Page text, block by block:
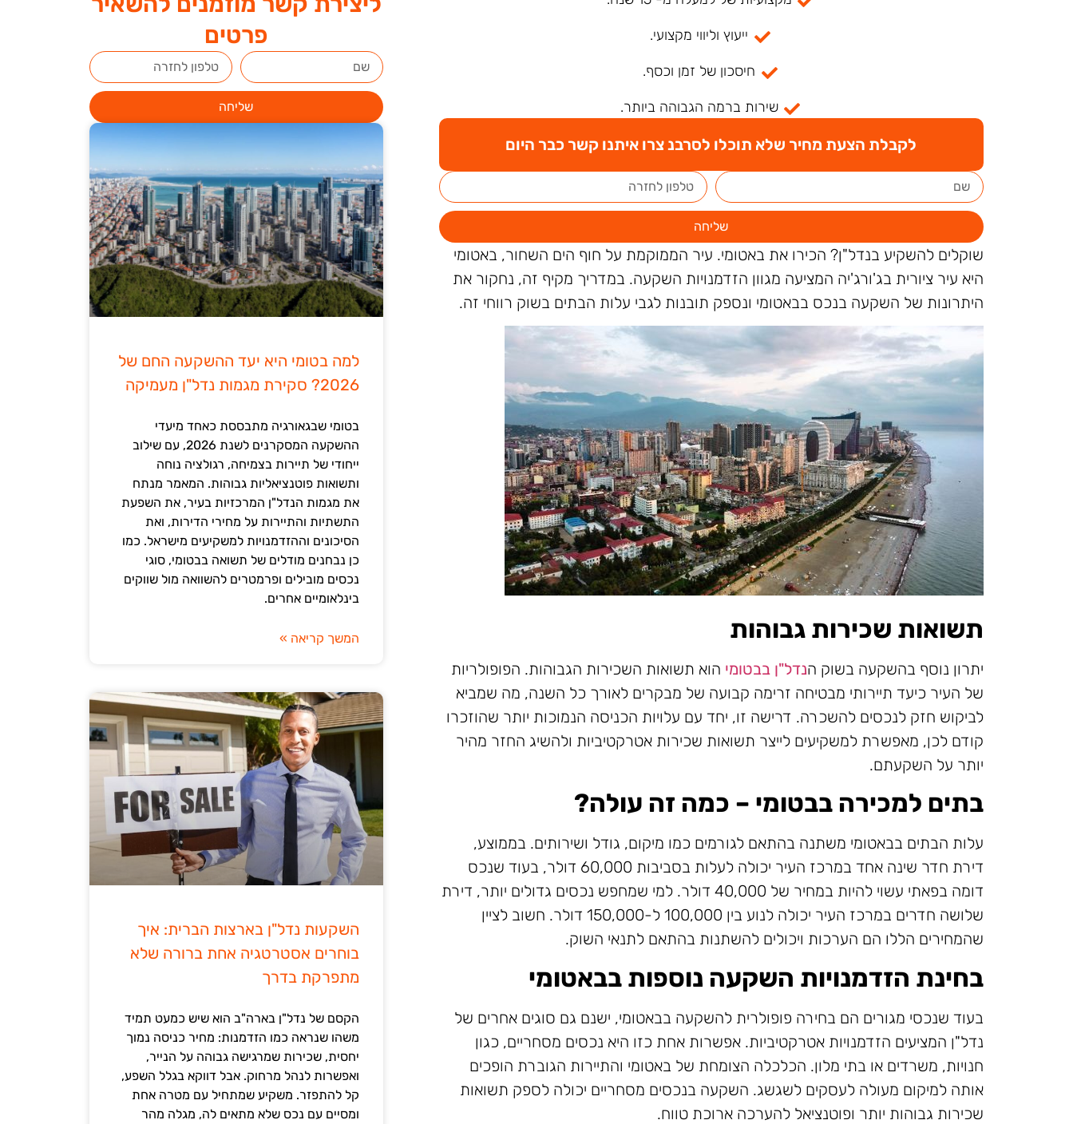
פרטים
שליחה
למה בטומי היא יעד ההשקעה החם של
2026? סקירת מגמות נדל"ן מעמיקה
בטומי שבגאורגיה מתבססת כאחד מיעדי
ההשקעה המסקרנים לשנת 2026, עם שילוב
ייחודי של תיירות בצמיחה, רגולציה נוחה
ותשואות פוטנציאליות גבוהות. המאמר מנתח
את מגמות הנדל"ן המרכזיות בעיר, את השפעת
התשתיות והתיירות על מחירי הדירות, ואת
הסיכונים וההזדמנויות למשקיעים מישראל. כמו
כן נבחנים מודלים של תשואה בבטומי, סוגי
נכסים מובילים ופרמטרים להשוואה מול שווקים
בינלאומיים אחרים.
המשך קריאה »
השקעות נדל"ן בארצות הברית: איך
בוחרים אסטרטגיה אחת ברורה שלא
מתפרקת בדרך
הקסם של נדל"ן בארה"ב הוא שיש כמעט תמיד
משהו שנראה כמו הזדמנות: מחיר כניסה נמוך
יחסית, שכירות שמרגישה גבוהה על הנייר,
ואפשרות לנהל מרחוק. אבל דווקא בגלל השפע,
קל להתפזר. משקיע שמתחיל עם מטרה אחת
ומסיים עם נכס שלא מתאים לה, מגלה מהר
ייעוץ וליווי מקצועי.
חיסכון של זמן וכסף.
שירות ברמה הגבוהה ביותר.
לקבלת הצעת מחיר שלא תוכלו לסרבנ צרו איתנו קשר כבר היום
שליחה
שוקלים להשקיע בנדל"ן? הכירו את באטומי. עיר הממוקמת על חוף הים השחור, באטומי
היא עיר ציורית בג'ורג'יה המציעה מגוון הזדמנויות השקעה. במדריך מקיף זה, נחקור את
היתרונות של השקעה בנכס בבאטומי ונספק תובנות לגבי עלות הבתים בשוק רווחי זה.
תשואות שכירות גבוהות
יתרון נוסף בהשקעה בשוק הנדל"ן בבטומי הוא תשואות השכירות הגבוהות. הפופולריות
של העיר כיעד תיירותי מבטיחה זרימה קבועה של מבקרים לאורך כל השנה, מה שמביא
לביקוש חזק לנכסים להשכרה. דרישה זו, יחד עם עלויות הכניסה הנמוכות יותר שהוזכרו
קודם לכן, מאפשרת למשקיעים לייצר תשואות שכירות אטרקטיביות ולהשיג החזר מהיר
יותר על השקעתם.
בתים למכירה בבטומי – כמה זה עולה?
עלות הבתים בבאטומי משתנה בהתאם לגורמים כמו מיקום, גודל ושירותים. בממוצע,
דירת חדר שינה אחד במרכז העיר יכולה לעלות בסביבות 60,000 דולר, בעוד שנכס
דומה בפאתי עשוי להיות במחיר של 40,000 דולר. למי שמחפש נכסים גדולים יותר, דירת
שלושה חדרים במרכז העיר יכולה לנוע בין 100,000 ל-150,000 דולר. חשוב לציין
שהמחירים הללו הם הערכות ויכולים להשתנות בהתאם לתנאי השוק.
בחינת הזדמנויות השקעה נוספות בבאטומי
בעוד שנכסי מגורים הם בחירה פופולרית להשקעה בבאטומי, ישנם גם סוגים אחרים של
נדל"ן המציעים הזדמנויות אטרקטיביות. אפשרות אחת כזו היא נכסים מסחריים, כגון
חנויות, משרדים או בתי מלון. הכלכלה הצומחת של באטומי והתיירות הגוברת הופכים
אותה למיקום מעולה לעסקים לשגשג. השקעה בנכסים מסחריים יכולה לספק תשואות
שכירות גבוהות יותר ופוטנציאל להערכה ארוכת טווח.